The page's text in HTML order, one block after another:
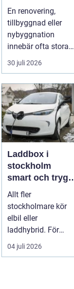
partner för ditt
projekt
En renovering,
tillbyggnad eller
nybyggnation
innebär ofta stora
beslut, både
ekonomiskt ...
30 juli 2026
Laddbox i
stockholm
smart och trygg
laddning hemma
och på jobbet
Allt fler
stockholmare kör
elbil eller
laddhybrid. För
många kommer
nästa fråga direkt:
04 juli 2026